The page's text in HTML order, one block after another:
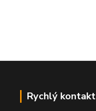
Rychlý kontakt